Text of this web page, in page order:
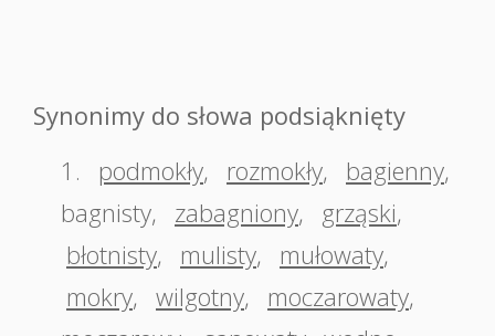
Synonimy do słowa podsiąknięty
1.
podmokły, rozmokły, bagienny,
bagnisty, zabagniony, grząski,
błotnisty, mulisty, mułowaty,
mokry, wilgotny, moczarowaty,